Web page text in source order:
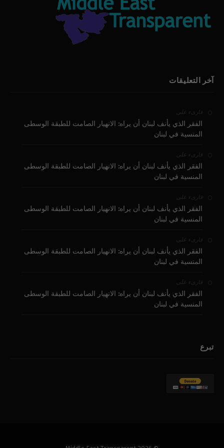
آخر التعليقات
قارىء على
الفقر الذي يأنف لبنان أن يراه: الانهيار الصامت للطبقة الوسطى
المنسية في لبنان
قارىء على
الفقر الذي يأنف لبنان أن يراه: الانهيار الصامت للطبقة الوسطى
المنسية في لبنان
قارىء على
الفقر الذي يأنف لبنان أن يراه: الانهيار الصامت للطبقة الوسطى
المنسية في لبنان
قارىء على
الفقر الذي يأنف لبنان أن يراه: الانهيار الصامت للطبقة الوسطى
المنسية في لبنان
قارىء على
الفقر الذي يأنف لبنان أن يراه: الانهيار الصامت للطبقة الوسطى
المنسية في لبنان
تبرع